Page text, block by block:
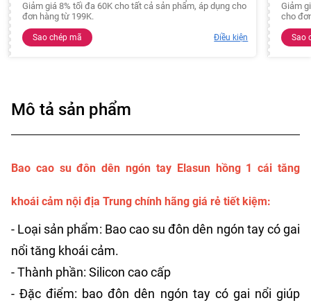
Giảm giá 8% tối đa 60K cho tất cả sản phẩm, áp dụng cho
đơn hàng từ 199K.
Sao chép mã Điều kiện
Giảm
cho
Sao
Mô tả sản phẩm
Bao cao su đôn dên ngón tay Elasun hồng 1 cái tăng
khoái cảm nội địa Trung chính hãng giá rẻ tiết kiệm:
- Loại sản phẩm: Bao cao su đôn dên ngón tay có gai
nổi tăng khoái cảm.
- Thành phần: Silicon cao cấp
- Đặc điểm: bao đôn dên ngón tay có gai nổi giúp